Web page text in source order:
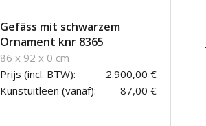
Gefäss mit schwarzem
Ornament knr 8365
86 x 92 x 0 cm
Prijs (incl. BTW):
2.900,00 €
Kunstuitleen (vanaf):
87,00 €